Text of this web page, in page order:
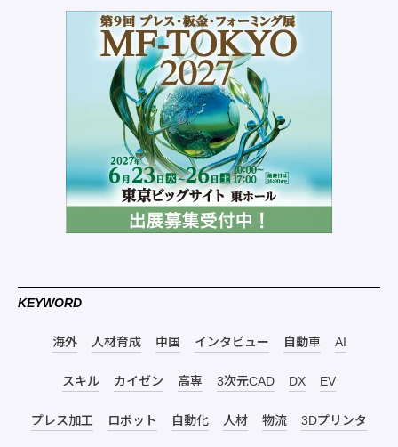
KEYWORD
海外 人材育成 中国 インタビュー 自動車 AI
スキル カイゼン 高専 3次元CAD DX EV
プレス加工 ロボット 自動化 人材 物流 3Dプリンタ